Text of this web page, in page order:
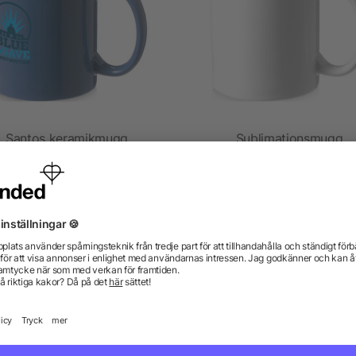
Santos keramikmugg Sublimationsmugg
Vi har svaren.